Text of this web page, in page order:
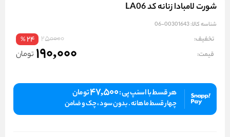
شورت لامبادا زنانه کد LA06
شناسه کالا:00301643-06
تخفیف: 250000
24
%
قیمت: 190,000 تومان
هر قسط با اسنپ پی :47,500تومان
چهار قسط ماهانه . بدون سود ، چک و ضامن